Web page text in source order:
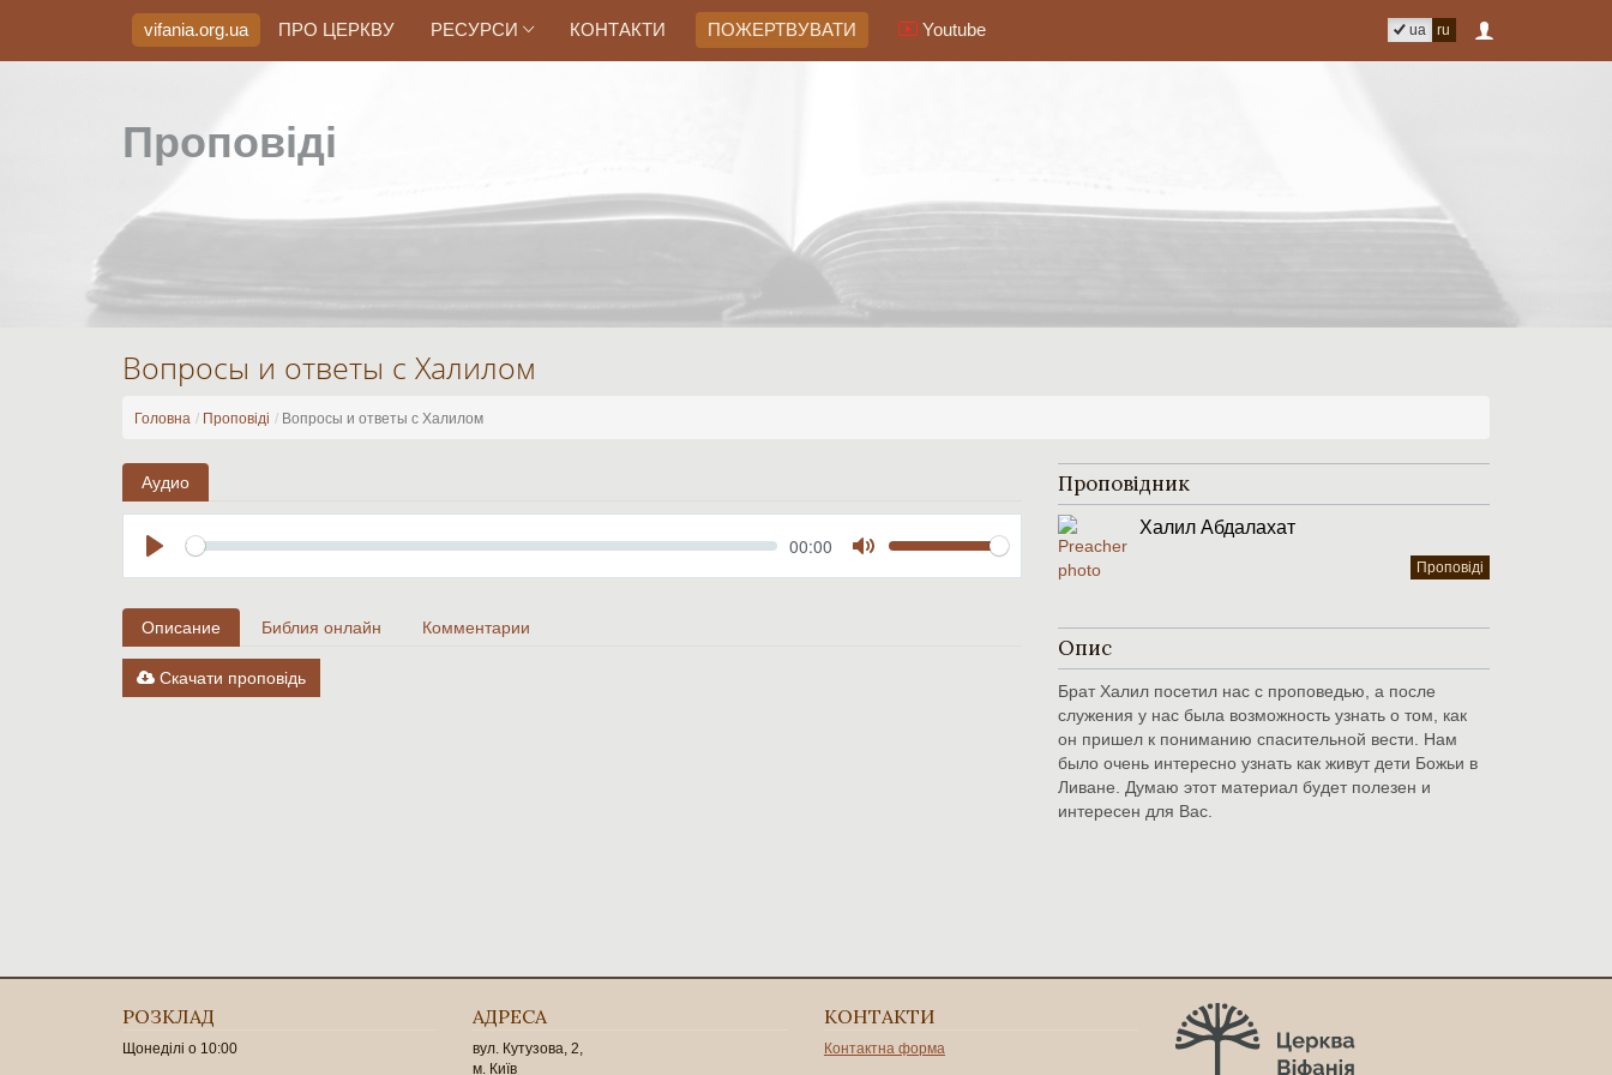
vifania.org.ua ПРО ЦЕРКВУ РЕСУРСИ КОНТАКТИ ПОЖЕРТВУВАТИ Youtube ua ru
Проповіді
Вопросы и ответы с Халилом
Головна Проповіді Вопросы и ответы с Халилом
Аудио
Seek Current
00:00
Mute
Volume
Описание Библия онлайн Комментарии
Скачати проповідь
Проповідник
Халил Абдалахат
Проповіді
Опис
Брат Халил посетил нас с проповедью, а после
служения у нас была возможность узнать о том, как
он пришел к пониманию спасительной вести. Нам
было очень интересно узнать как живут дети Божьи в
Ливане. Думаю этот материал будет полезен и
интересен для Вас.
РОЗКЛАД
Щонеділі о 10:00
АДРЕСА
вул. Кутузова, 2,
м. Київ
КОНТАКТИ
Контактна форма